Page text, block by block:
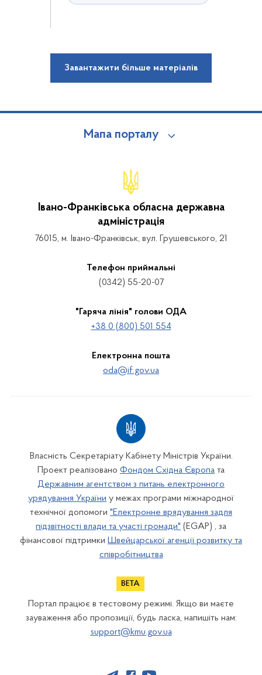
Завантажити більше матеріалів
Мапа порталу
Івано-Франківська обласна державна
адміністрація
76015, м. Івано-Франківськ, вул. Грушевського, 21
Телефон приймальні
(0342) 55-20-07
"Гаряча лінія" голови ОДА
+38 0 (800) 501 554
Електронна пошта
oda@if.gov.ua
Власність Секретаріату Кабінету Міністрів України.
Проект реалізовано Фондом Східна Європа та
Державним агентством з питань електронного
урядування України у межах програми міжнародної
технічної допомоги "Електронне врядування задля
підзвітності влади та участі громади" (EGAP) , за
фінансової підтримки Швейцарської агенції розвитку та
співробітництва
Портал працює в тестовому режимі. Якщо ви маєте
зауваження або пропозиції, будь ласка, напишіть нам:
support@kmu.gov.ua